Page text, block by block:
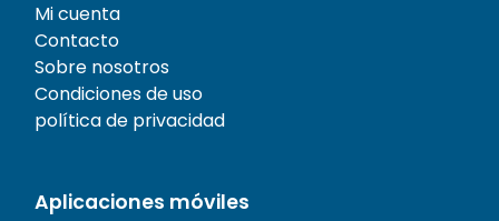
Mi cuenta
Contacto
Sobre nosotros
Condiciones de uso
política de privacidad
Aplicaciones móviles